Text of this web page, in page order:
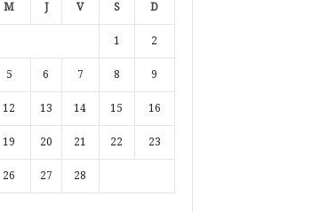
M J V S D
1 2
5 6 7 8 9
12 13 14 15 16
19 20 21 22 23
26 27 28